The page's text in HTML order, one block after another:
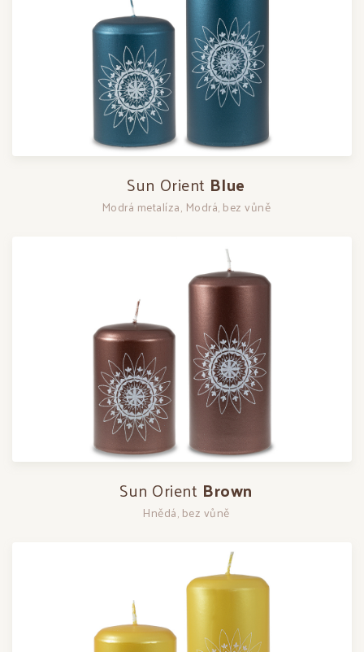
Sun Orient Blue
Modrá metalíza, Modrá, bez vůně
Sun Orient Brown
Hnědá, bez vůně